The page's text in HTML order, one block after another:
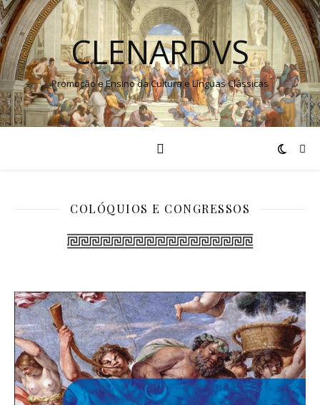
CLENARDVS
Promoção e Ensino da Cultura e Línguas Clássicas
COLÓQUIOS E CONGRESSOS